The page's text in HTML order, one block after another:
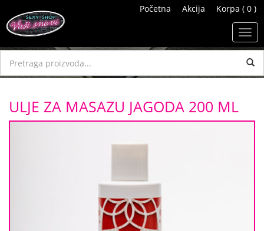
Početna Akcija Korpa ( 0 )
ULJE ZA MASAZU JAGODA 200 ML